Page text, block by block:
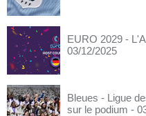
EURO 2029 -
03/12/2025
Bleues - Ligue
sur le podium -